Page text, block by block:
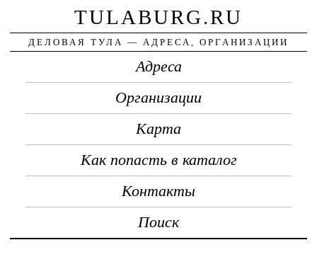
TULABURG.RU
ДЕЛОВАЯ ТУЛА — АДРЕСА, ОРГАНИЗАЦИИ
Адреса
Организации
Карта
Как попасть в каталог
Контакты
Поиск